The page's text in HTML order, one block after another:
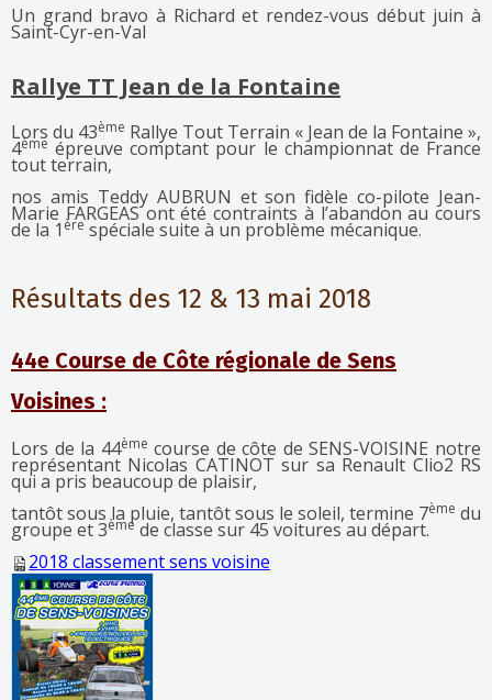
Un grand bravo à Richard et rendez-vous début juin à
Saint-Cyr-en-Val
Rallye TT Jean de la Fontaine
Lors du 43ème Rallye Tout Terrain « Jean de la Fontaine »,
4ème épreuve comptant pour le championnat de France
tout terrain,
nos amis Teddy AUBRUN et son fidèle co-pilote Jean-
Marie FARGEAS ont été contraints à l’abandon au cours
de la 1 ère spéciale suite à un problème mécanique.
Résultats des 12 & 13 mai 2018
44e Course de Côte régionale de Sens
Voisines :
Lors de la 44ème course de côte de SENS-VOISINE notre
représentant Nicolas CATINOT sur sa Renault Clio2 RS
qui a pris beaucoup de plaisir,
tantôt sous la pluie, tantôt sous le soleil, termine 7ème du
groupe et 3ème de classe sur 45 voitures au départ.
2018 classement sens voisine